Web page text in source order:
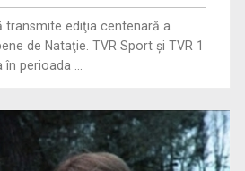
Mureș! TVR Sport transmite
transmite ediţia centenară a
de Nataţie. TVR Sport şi TVR 1
perioada ...